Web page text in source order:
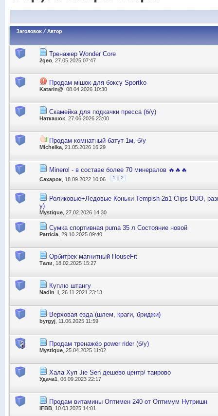
Заголовок / Автор
Тренажер Wonder Core
2geo , 27.05.2025 07:47
Продам мішок для боксу Sportko
Katarin@, 08.04.2026 10:30
Скамейка для подкачки пресса (б/у)
Наткашок , 27.06.2026 23:00
Продам комнатный батут 1м, б/у
Michelka, 21.05.2026 16:29
Minerol - в составе более 70 минералов 🔥🔥🔥
Сахарок , 18.09.2022 10:06 1 2
Роликовые+Ледовые Коньки Tempish 2в1 Clips DUO,
у)
Mystique , 27.02.2026 14:30
Сумка спортивная puma 35 л Состояние новой
Patricia , 29.10.2025 09:40
Орбитрек магнитный HouseFit
Тали , 18.02.2025 15:27
Куплю штангу
Nadin_I , 26.11.2021 23:13
Верховая езда (шлем, краги, бриджи)
byrgyj , 11.06.2025 11:59
Продам тренажёр power rider (б/у)
Mystique , 25.04.2025 11:02
Хала Хуп Jie Sen дешево центр/ таирово
Удача1 , 06.09.2023 22:17
Продам витамины Оптимен 240 от Оптимум Нутришн
IFBB , 10.03.2025 14:01